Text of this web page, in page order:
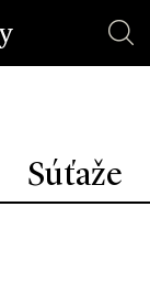
Súťaže